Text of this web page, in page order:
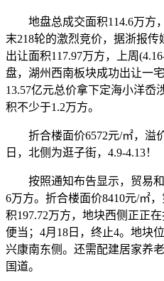
地盘总成交面积114.6万方
末218轮的激烈竞价，据浙报
出让面积117.97万方，上周
盘，湖州西南板块成功出让一
13.57亿元总价拿下定海小洋岙
积不少于1.2万方。
折合楼面价6572元/㎡，溢价
日，北侧为逛子街，4.9-4.13！
按照通知布告显示，贸易和
6万方。折合楼面价8410元/㎡
积197.72万方，地块西侧正正
便当；4月18日，终止4。地块
兴康南东侧。还需配建居家养
国道。